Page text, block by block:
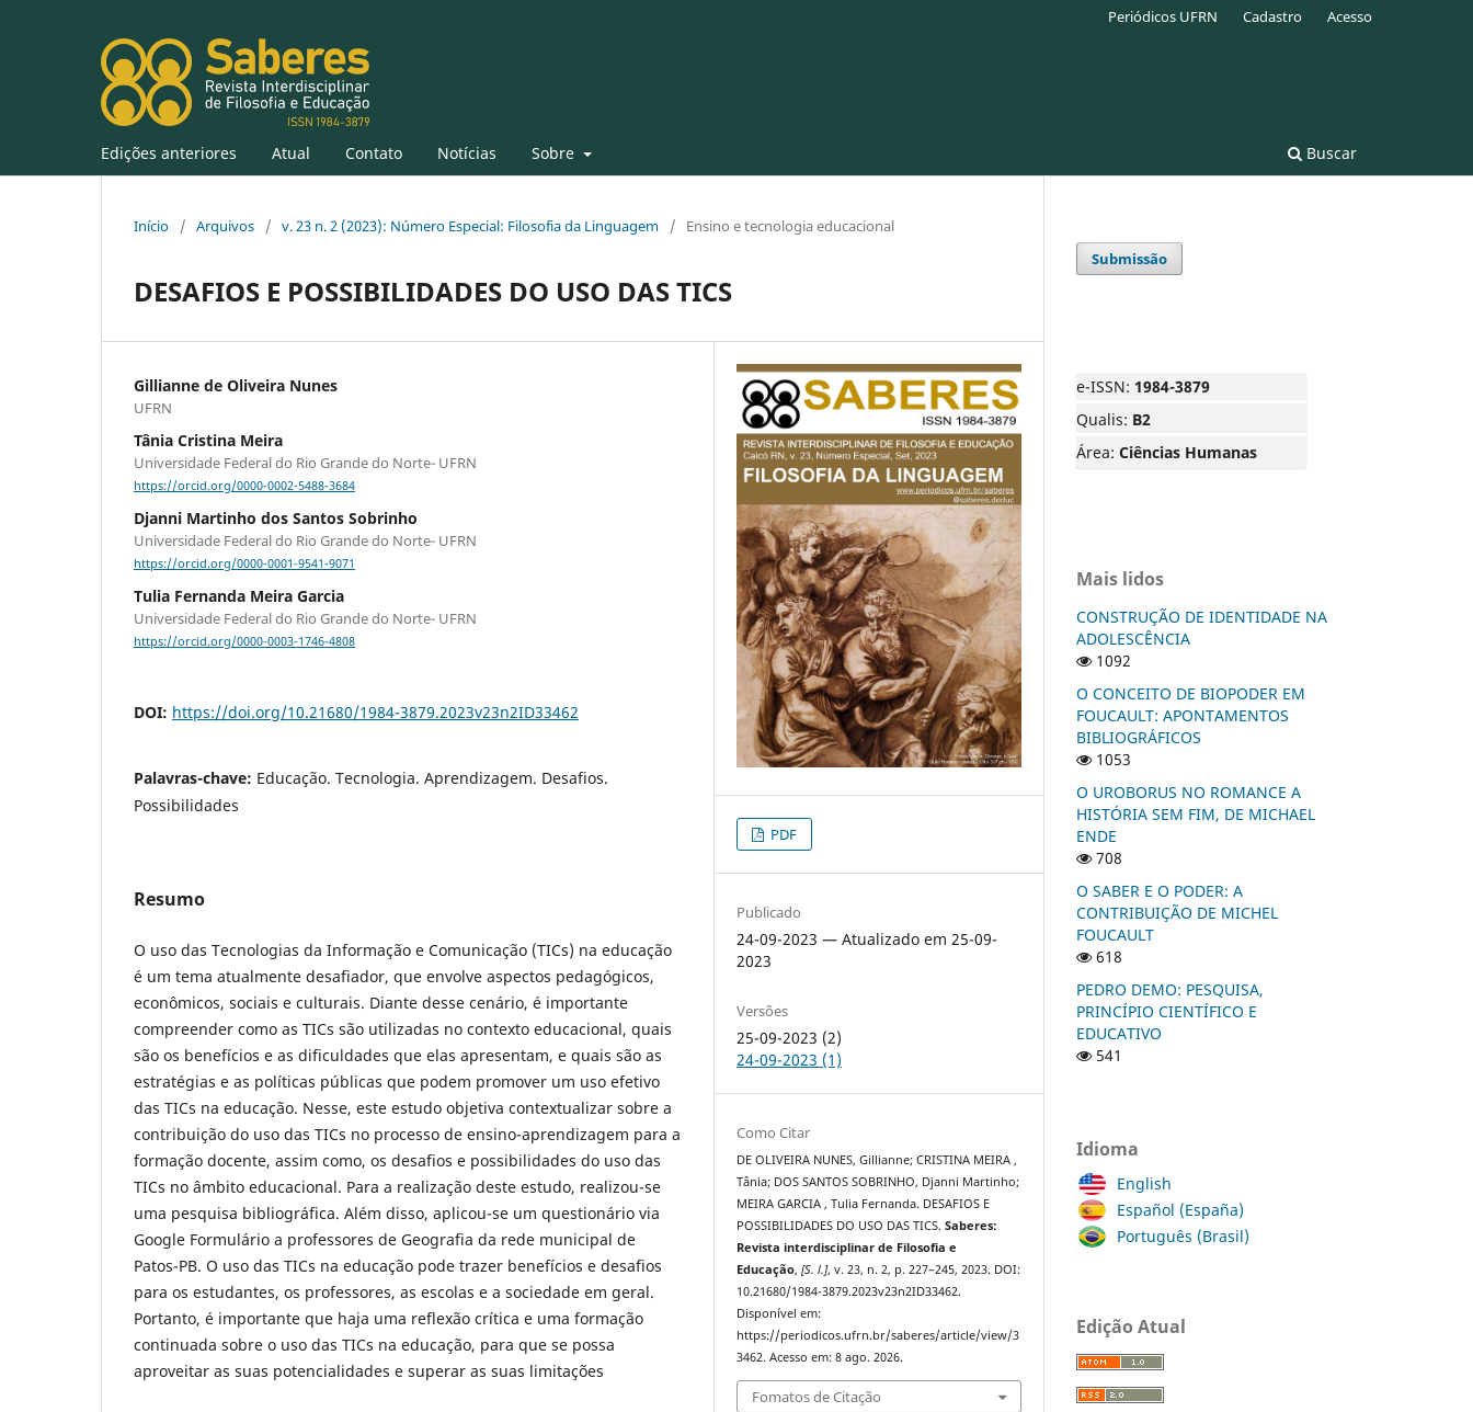
Edições anteriores Atual Contato Notícias Sobre Buscar
Periódicos UFRN Cadastro Acesso
Início / Arquivos / v. 23 n. 2 (2023): Número Especial: Filosofia da Linguagem / Ensino e tecnologia educacional
DESAFIOS E POSSIBILIDADES DO USO DAS TICS
Gillianne de Oliveira Nunes
UFRN
Tânia Cristina Meira
Universidade Federal do Rio Grande do Norte- UFRN
https://orcid.org/0000-0002-5488-3684
Djanni Martinho dos Santos Sobrinho
Universidade Federal do Rio Grande do Norte- UFRN
https://orcid.org/0000-0001-9541-9071
Tulia Fernanda Meira Garcia
Universidade Federal do Rio Grande do Norte- UFRN
https://orcid.org/0000-0003-1746-4808
DOI: https://doi.org/10.21680/1984-3879.2023v23n2ID33462
Palavras-chave: Educação. Tecnologia. Aprendizagem. Desafios.
Possibilidades
Resumo
O uso das Tecnologias da Informação e Comunicação (TICs) na educação
é um tema atualmente desafiador, que envolve aspectos pedagógicos,
econômicos, sociais e culturais. Diante desse cenário, é importante
compreender como as TICs são utilizadas no contexto educacional, quais
são os benefícios e as dificuldades que elas apresentam, e quais são as
estratégias e as políticas públicas que podem promover um uso efetivo
das TICs na educação. Nesse, este estudo objetiva contextualizar sobre a
contribuição do uso das TICs no processo de ensino-aprendizagem para a
formação docente, assim como, os desafios e possibilidades do uso das
TICs no âmbito educacional. Para a realização deste estudo, realizou-se
uma pesquisa bibliográfica. Além disso, aplicou-se um questionário via
Google Formulário a professores de Geografia da rede municipal de
Patos-PB. O uso das TICs na educação pode trazer benefícios e desafios
para os estudantes, os professores, as escolas e a sociedade em geral.
Portanto, é importante que haja uma reflexão crítica e uma formação
continuada sobre o uso das TICs na educação, para que se possa
aproveitar as suas potencialidades e superar as suas limitações
PDF
Publicado
24-09-2023 — Atualizado em 25-09-
2023
Versões
25-09-2023 (2)
24-09-2023 (1)
Como Citar
DE OLIVEIRA NUNES, Gillianne; CRISTINA MEIRA ,
Tânia; DOS SANTOS SOBRINHO, Djanni Martinho;
MEIRA GARCIA , Tulia Fernanda. DESAFIOS E
POSSIBILIDADES DO USO DAS TICS.Saberes:
Revista interdisciplinar de Filosofia e
Educação,[S. l.], v. 23, n. 2, p. 227–245, 2023. DOI:
10.21680/1984-3879.2023v23n2ID33462.
Disponível em:
https://periodicos.ufrn.br/saberes/article/view/3
3462. Acesso em: 8 ago. 2026.
Fomatos de Citação
Submissão
e-ISSN: 1984-3879
Qualis: B2
Área: Ciências Humanas
Mais lidos
CONSTRUÇÃO DE IDENTIDADE NA
ADOLESCÊNCIA
1092
O CONCEITO DE BIOPODER EM
FOUCAULT: APONTAMENTOS
BIBLIOGRÁFICOS
1053
O UROBORUS NO ROMANCE A
HISTÓRIA SEM FIM, DE MICHAEL
ENDE
708
O SABER E O PODER: A
CONTRIBUIÇÃO DE MICHEL
FOUCAULT
618
PEDRO DEMO: PESQUISA,
PRINCÍPIO CIENTÍFICO E
EDUCATIVO
541
Idioma
English
Español (España)
Português (Brasil)
Edição Atual